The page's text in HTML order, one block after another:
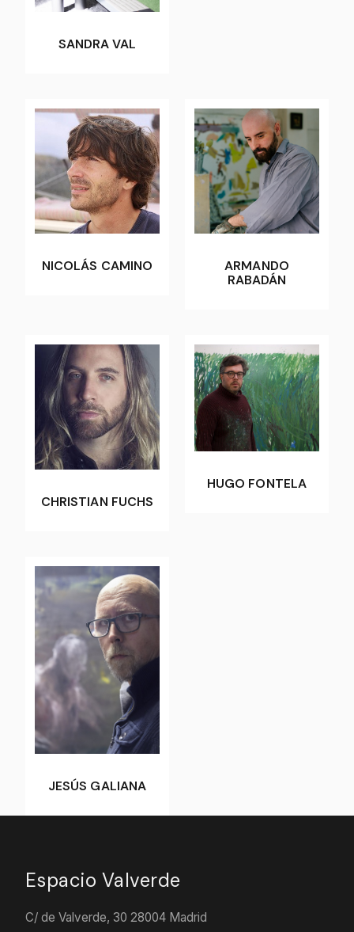
SANDRA VAL
NICOLÁS CAMINO
ARMANDO
RABADÁN
CHRISTIAN FUCHS
HUGO FONTELA
JESÚS GALIANA
Espacio Valverde
C/ de Valverde, 30 28004 Madrid